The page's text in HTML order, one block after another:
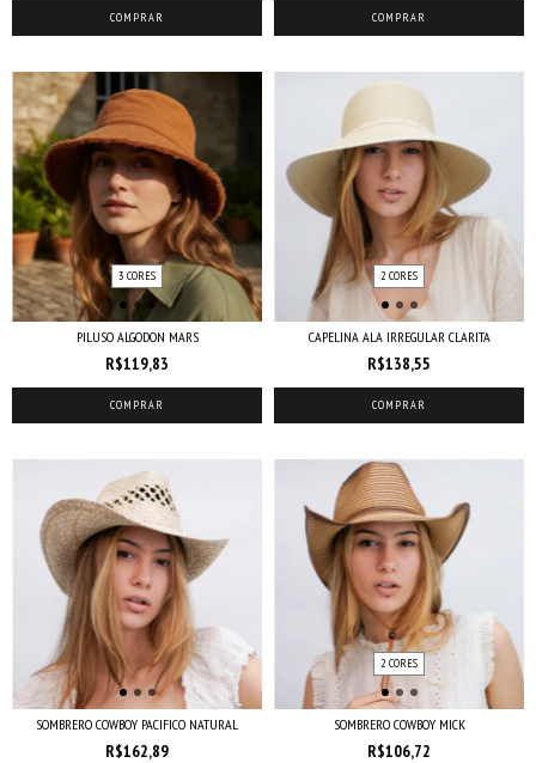
COMPRAR COMPRAR
3 CORES
PILUSO ALGODON MARS
R$119,83
COMPRAR
2 CORES
CAPELINA ALA IRREGULAR CLARITA
R$138,55
COMPRAR
SOMBRERO COWBOY PACIFICO NATURAL
R$162,89
2 CORES
SOMBRERO COWBOY MICK
R$106,72